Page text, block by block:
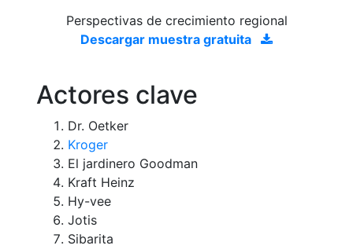
Perspectivas de crecimiento regional
Descargar muestra gratuita
Actores clave
Dr. Oetker
Kroger
El jardinero Goodman
Kraft Heinz
Hy-vee
Jotis
Sibarita